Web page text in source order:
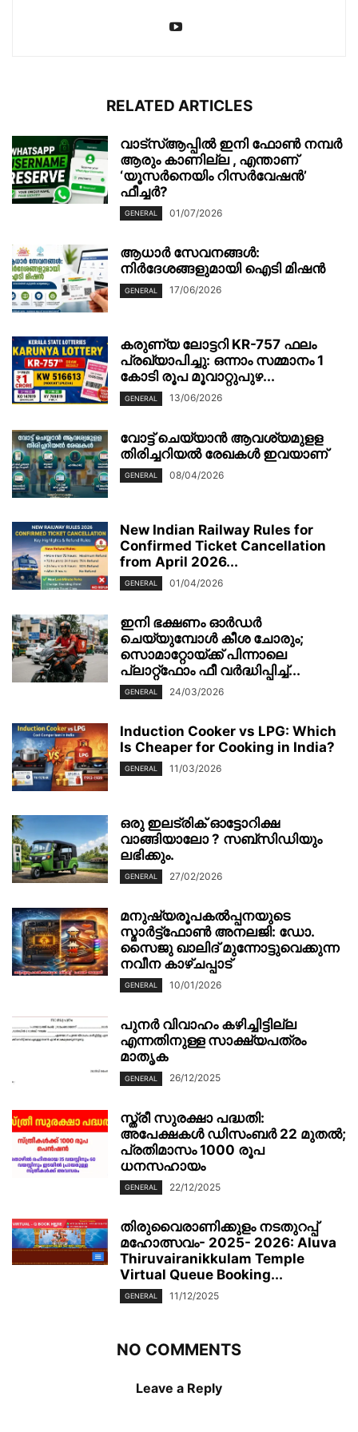
RELATED ARTICLES
വാട്‌സ്ആപ്പിൽ ഇനി ഫോൺ നമ്പർ
ആരും കാണില്ല , എന്താണ്
‘യൂസർനെയിം റിസർവേഷൻ’
ഫീച്ചർ?
GENERAL 01/07/2026
ആധാർ സേവനങ്ങൾ:
നിർദേശങ്ങളുമായി ഐടി മിഷൻ
GENERAL 17/06/2026
കരുണ്യ ലോട്ടറി KR-757 ഫലം
പ്രഖ്യാപിച്ചു: ഒന്നാം സമ്മാനം 1
കോടി രൂപ മൂവാറ്റുപുഴ...
GENERAL 13/06/2026
വോട്ട് ചെയ്യാന്‍ ആവശ്യമുളള
തിരിച്ചറിയല്‍ രേഖകള്‍ ഇവയാണ്
GENERAL 08/04/2026
New Indian Railway Rules for
Confirmed Ticket Cancellation
from April 2026...
GENERAL 01/04/2026
ഇനി ഭക്ഷണം ഓർഡർ
ചെയ്യുമ്പോൾ കീശ ചോരും;
സൊമാറ്റോയ്ക്ക് പിന്നാലെ
പ്ലാറ്റ്‌ഫോം ഫീ വർദ്ധിപ്പിച്ച്...
GENERAL 24/03/2026
Induction Cooker vs LPG: Which
Is Cheaper for Cooking in India?
GENERAL 11/03/2026
ഒരു ഇലട്രിക് ഓട്ടോറിക്ഷ
വാങ്ങിയാലോ ? സബ്സിഡിയും
ലഭിക്കും.
GENERAL 27/02/2026
മനുഷ്യരൂപകൽപ്പനയുടെ
സ്മാർട്ട്‌ഫോൺ അനലജി: ഡോ.
സൈജു ഖാലിദ് മുന്നോട്ടുവെക്കുന്ന
നവീന കാഴ്ചപ്പാട്
GENERAL 10/01/2026
പുനർ വിവാഹം കഴിച്ചിട്ടില്ല
എന്നതിനുള്ള സാക്ഷ്യപത്രം
മാതൃക
GENERAL 26/12/2025
സ്ത്രീ സുരക്ഷാ പദ്ധതി:
അപേക്ഷകൾ ഡിസംബർ 22 മുതൽ;
പ്രതിമാസം 1000 രൂപ
ധനസഹായം
GENERAL 22/12/2025
തിരുവൈരാണിക്കുളം നടതുറപ്പ്
മഹോത്സവം- 2025- 2026: Aluva
Thiruvairanikkulam Temple
Virtual Queue Booking...
GENERAL 11/12/2025
NO COMMENTS
Leave a Reply